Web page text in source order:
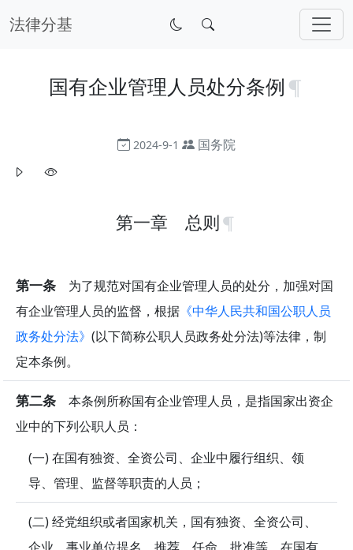
法律分基
国有企业管理人员处分条例
2024-9-1 国务院
第一章 总则
第一条 为了规范对国有企业管理人员的处分，加强对国
有企业管理人员的监督，根据 《中华人民共和国公职人员
政务处分法》 (以下简称公职人员政务处分法)等法律，制
定本条例。
第二条 本条例所称国有企业管理人员，是指国家出资企
业中的下列公职人员：
(一) 在国有独资、全资公司、企业中履行组织、领
导、管理、监督等职责的人员；
(二) 经党组织或者国家机关，国有独资、全资公司、